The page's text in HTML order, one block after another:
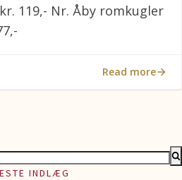
119,- Nr. Åby romkugler
Read more
INDLÆG